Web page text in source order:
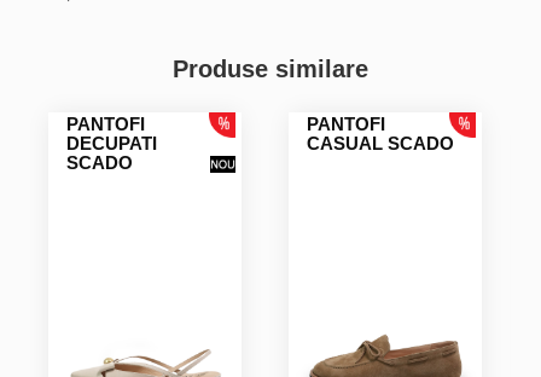
Produse similare
PANTOFI
DECUPATI
SCADO
PANTOFI
CASUAL SCADO